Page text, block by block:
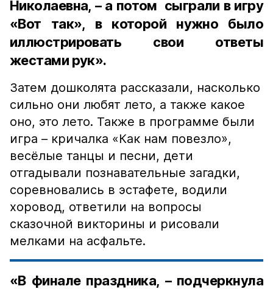
Николаевна, – а потом сыграли в игру
«Вот так», в которой нужно было
иллюстрировать свои ответы
жестами рук».
Затем дошколята рассказали, насколько
сильно они любят лето, а также какое
оно, это лето. Также в программе были
игра – кричалка «Как нам повезло»,
весёлые танцы и песни, дети
отгадывали познавательные загадки,
соревновались в эстафете, водили
хоровод, ответили на вопросы
сказочной викторины и рисовали
мелками на асфальте.
«В финале праздника, – подчеркнула